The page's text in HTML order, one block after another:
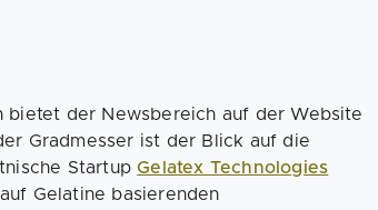
bietet der Newsbereich auf der Website
Gradmesser ist der Blick auf die
StartupGelatex Technologies
Gelatine basierenden